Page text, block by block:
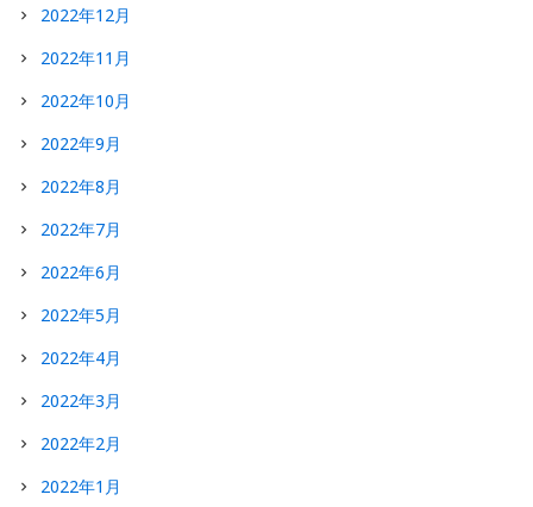
2022年12月
2022年11月
2022年10月
2022年9月
2022年8月
2022年7月
2022年6月
2022年5月
2022年4月
2022年3月
2022年2月
2022年1月